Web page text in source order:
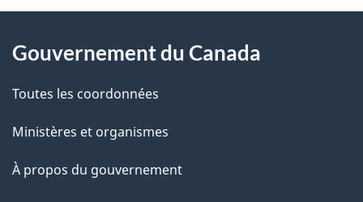
i
l
s
d
propos
de
ce
site
Gouvernement du Canada
Toutes les coordonnées
Ministères et organismes
À propos du gouvernement